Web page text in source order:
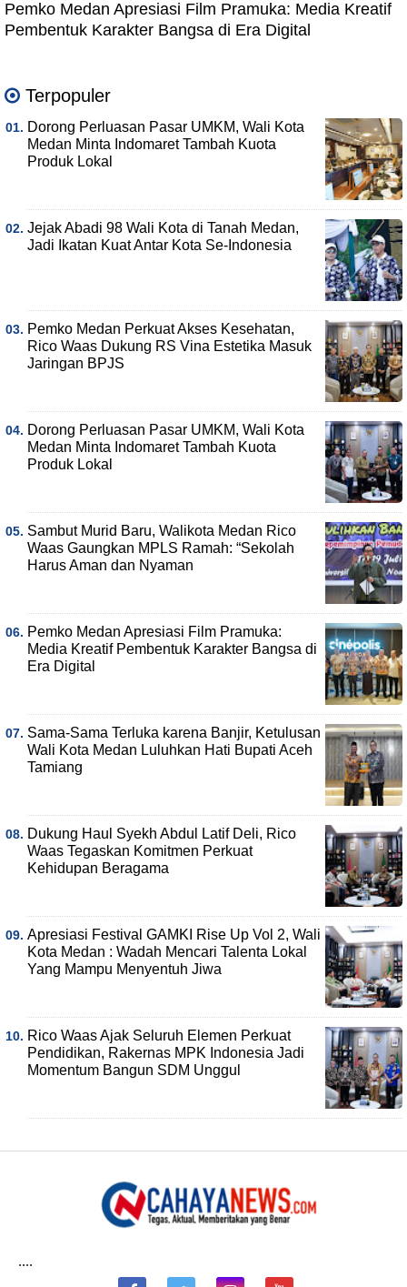
Pemko Medan Apresiasi Film Pramuka: Media Kreatif
Pembentuk Karakter Bangsa di Era Digital
Terpopuler
Dorong Perluasan Pasar UMKM, Wali Kota
Medan Minta Indomaret Tambah Kuota
Produk Lokal
Jejak Abadi 98 Wali Kota di Tanah Medan,
Jadi Ikatan Kuat Antar Kota Se-Indonesia
Pemko Medan Perkuat Akses Kesehatan,
Rico Waas Dukung RS Vina Estetika Masuk
Jaringan BPJS
Dorong Perluasan Pasar UMKM, Wali Kota
Medan Minta Indomaret Tambah Kuota
Produk Lokal
Sambut Murid Baru, Walikota Medan Rico
Waas Gaungkan MPLS Ramah: “Sekolah
Harus Aman dan Nyaman
Pemko Medan Apresiasi Film Pramuka:
Media Kreatif Pembentuk Karakter Bangsa di
Era Digital
Sama-Sama Terluka karena Banjir, Ketulusan
Wali Kota Medan Luluhkan Hati Bupati Aceh
Tamiang
Dukung Haul Syekh Abdul Latif Deli, Rico
Waas Tegaskan Komitmen Perkuat
Kehidupan Beragama
Apresiasi Festival GAMKI Rise Up Vol 2, Wali
Kota Medan : Wadah Mencari Talenta Lokal
Yang Mampu Menyentuh Jiwa
Rico Waas Ajak Seluruh Elemen Perkuat
Pendidikan, Rakernas MPK Indonesia Jadi
Momentum Bangun SDM Unggul
....